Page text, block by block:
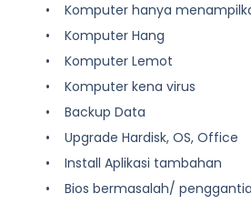
• Komputer hanya
• Komputer Hang
• Komputer Lemot
• Komputer kena virus
• Backup Data
• Upgrade Hardisk, OS, Office
• Install Aplikasi tambahan
• Bios bermasalah/